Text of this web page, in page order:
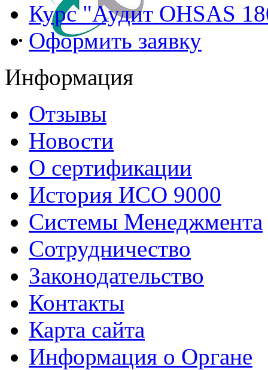
Курс "Аудит OHSAS
Оформить заявку
Информация
Отзывы
Новости
О сертификации
История ИСО 9000
Системы Менеджмента
Сотрудничество
Законодательство
Контакты
Карта сайта
Информация о Органе